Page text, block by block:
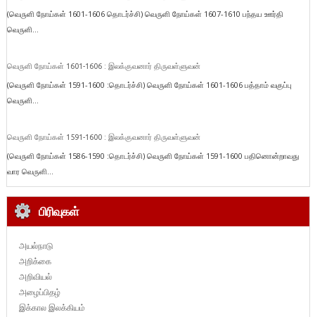
(வெருளி நோய்கள் 1601-1606 தொடர்ச்சி) வெருளி நோய்கள் 1607-1610 பந்தய ஊர்தி
வெருளி...
வெருளி நோய்கள் 1601-1606 : இலக்குவனார் திருவள்ளுவன்
(வெருளி நோய்கள் 1591-1600 :தொடர்ச்சி) வெருளி நோய்கள் 1601-1606 பத்தாம் வகுப்பு
வெருளி...
வெருளி நோய்கள் 1591-1600 : இலக்குவனார் திருவள்ளுவன்
(வெருளி நோய்கள் 1586-1590 :தொடர்ச்சி) வெருளி நோய்கள் 1591-1600 பதினொன்றாவது
வார வெருளி...
பிரிவுகள்
அயல்நாடு
அறிக்கை
அறிவியல்
அழைப்பிதழ்
இக்கால இலக்கியம்